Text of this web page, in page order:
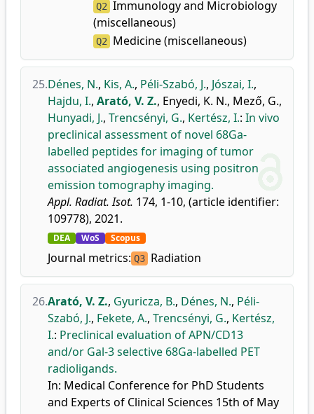
Q2 Immunology and Microbiology
(miscellaneous)
Q2 Medicine (miscellaneous)
25.Dénes, N., Kis, A., Péli-Szabó, J., Jószai, I.,
Hajdu, I., Arató, V. Z., Enyedi, K. N., Mező, G.,
Hunyadi, J., Trencsényi, G., Kertész, I.: In vivo
preclinical assessment of novel 68Ga-
labelled peptides for imaging of tumor
associated angiogenesis using positron
emission tomography imaging.
Appl. Radiat. Isot. 174, 1-10, (article identifier:
109778), 2021.
DEA WoS Scopus
Journal metrics: Q3 Radiation
26.Arató, V. Z., Gyuricza, B., Dénes, N., Péli-
Szabó, J., Fekete, A., Trencsényi, G., Kertész,
I.: Preclinical evaluation of APN/CD13
and/or Gal-3 selective 68Ga-labelled PET
radioligands.
In: Medical Conference for PhD Students
and Experts of Clinical Sciences 15th of May